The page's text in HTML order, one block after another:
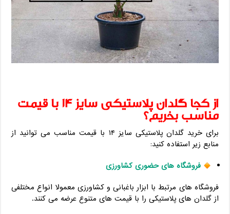
از کجا گلدان پلاستیکی سایز ۱۴ با قیمت
مناسب بخریم؟
برای خرید گلدان پلاستیکی سایز ۱۴ با قیمت مناسب می توانید از
منابع زیر استفاده کنید:
فروشگاه های حضوری کشاورزی
فروشگاه های مرتبط با ابزار باغبانی و کشاورزی معمولا انواع مختلفی
از گلدان های پلاستیکی را با قیمت های متنوع عرضه می کنند.